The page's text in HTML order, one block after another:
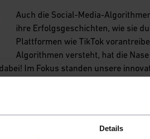
Details
Auch die Social-Media-
ihre Erfolgsgeschichten, wie sie
Plattformen wie TikTok
Algorithmen versteht, hat die
Im Fokus standen unsere
Experience. Besonders
Digital Humans – AI-Avatare, die das
Sie sparen Unternehmen Zeit,
vor allem in Service-Centern.